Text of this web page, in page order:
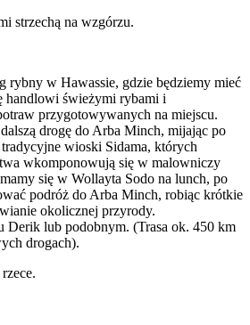
rybny w Hawassie, gdzie będziemy mieć
handlowi świeżymi rybami i
przygotowywanych na miejscu.
drogę do Arba Minch, mijając po
wioski Sidama, których
wkomponowują się w malowniczy
się w Wollayta Sodo na lunch, po
podróż do Arba Minch, robiąc krótkie
okolicznej przyrody.
Derik lub podobnym. (Trasa ok. 450 km
drogach).